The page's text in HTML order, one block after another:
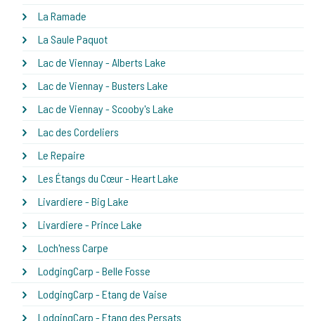
La Ramade
La Saule Paquot
Lac de Viennay - Alberts Lake
Lac de Viennay - Busters Lake
Lac de Viennay - Scooby's Lake
Lac des Cordeliers
Le Repaire
Les Étangs du Cœur - Heart Lake
Livardiere - Big Lake
Livardiere - Prince Lake
Loch'ness Carpe
LodgingCarp - Belle Fosse
LodgingCarp - Etang de Vaise
LodgingCarp - Etang des Persats